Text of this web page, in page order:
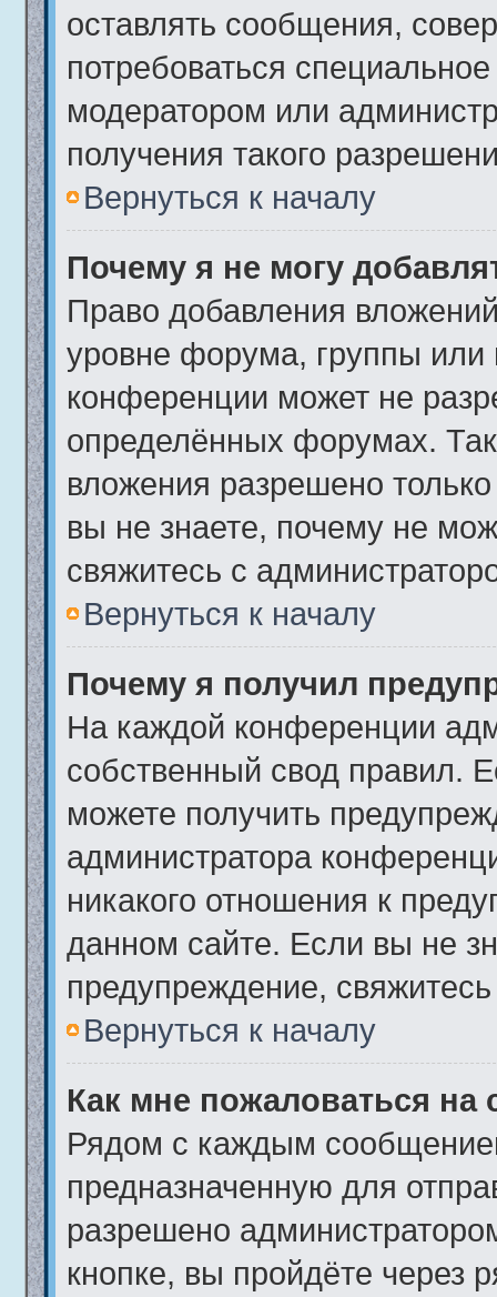
оставлять сообщения,
потребоваться
модератором или
получения такого
Вернуться к началу
Почему я не могу
Право добавления
уровне форума, группы или
конференции может не
определённых форумах.
вложения разрешено
вы не знаете, почему не
свяжитесь с
Вернуться к началу
Почему я получил
На каждой конференции
собственный свод правил.
можете получить
администратора
никакого отношения к
данном сайте. Если вы не
предупреждение,
Вернуться к началу
Как мне пожаловаться
Рядом с каждым
предназначенную для
разрешено
кнопке, вы пройдёте через